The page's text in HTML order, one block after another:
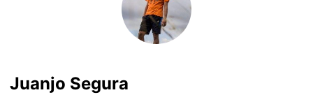
Juanjo Segura